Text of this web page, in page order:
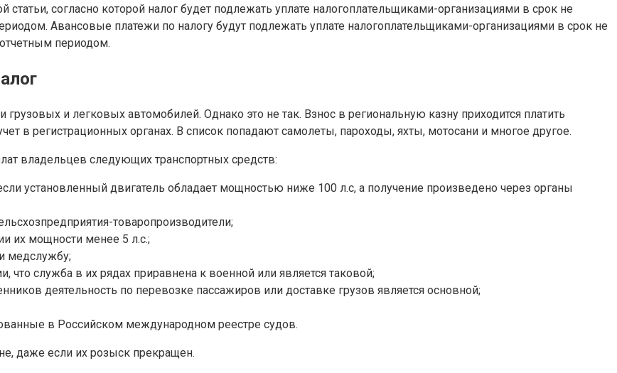
статьи, согласно которой налог будет подлежать уплате налогоплательщиками-организациями в срок не
Авансовые платежи по налогу будут подлежать уплате налогоплательщиками-организациями в срок не
периодом.
грузовых и легковых автомобилей. Однако это не так. Взнос в региональную казну приходится платить
в регистрационных органах. В список попадают самолеты, пароходы, яхты, мотосани и многое другое.
владельцев следующих транспортных средств:
установленный двигатель обладает мощностью ниже 100 л.с, а получение произведено через органы
товаропроизводители;
их мощности менее 5 л.с.;
медслужбу;
что служба в их рядах приравнена к военной или является таковой;
деятельность по перевозке пассажиров или доставке грузов является основной;
в Российском международном реестре судов.
даже если их розыск прекращен.